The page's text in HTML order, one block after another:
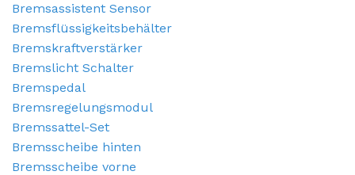
Bremsassistent Sensor
Bremsflüssigkeitsbehälter
Bremskraftverstärker
Bremslicht Schalter
Bremspedal
Bremsregelungsmodul
Bremssattel-Set
Bremsscheibe hinten
Bremsscheibe vorne